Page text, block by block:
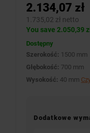
2.134,07 zł
1.735,02 zł netto
You save 2.050,39
Dostępny
Szerokość: 1500 mm
Głębokość: 700 mm
Wysokość: 40 mm
Dodatkowe